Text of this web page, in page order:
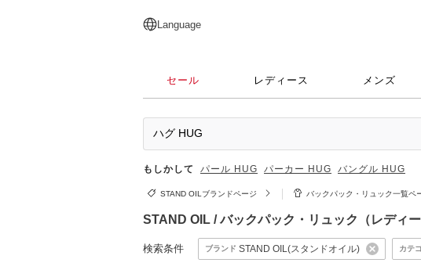
日本語
English
简体中文
繁體中文
Language
セール レディース メンズ
もしかして パール HUG パーカー HUG バングル HUG
STAND OILブランドページ バックパック・リュック一覧ペ
STAND OIL / バックパック・リュック（レディ
検索条件 ブランド STAND OIL(スタンドオイル) カテ